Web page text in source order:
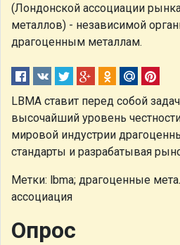
(Лондонской ассоциации
металлов) - независимой
драгоценным металлам.
LBMA ставит перед собой
высочайший уровень
мировой индустрии
стандарты и разрабатывая
Метки: lbma; драгоценные
ассоциация
Опрос